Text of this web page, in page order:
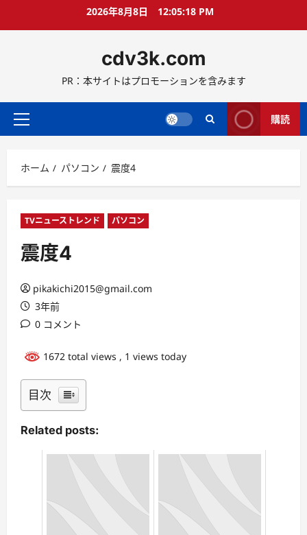
ス
ッ
2026年8月8日 12:05:19 PM
cdv3k.com
PR：本サイトはプロモーションを含みます
メ
メ
ニ
ー
購読
ホーム パソコン 震度4
TVニューストレンド パソコン
震度4
pikakichi2015@gmail.com
3年前
0 コメント
1672 total views , 1 views today
目次
Related posts: